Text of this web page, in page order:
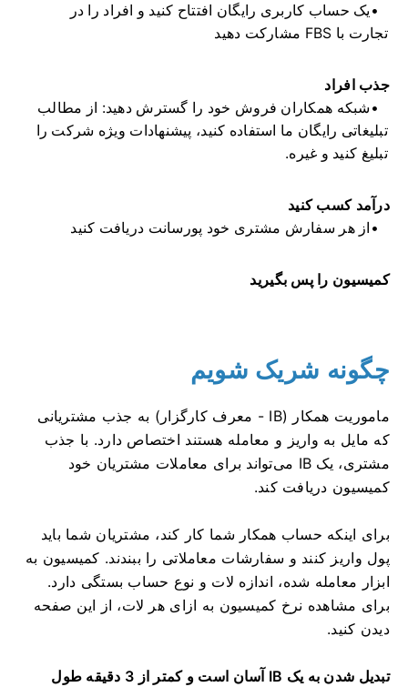
یک حساب کاربری رایگان افتتاح کنید و افراد را در
تجارت با FBS مشارکت دهید
جذب افراد
شبکه همکاران فروش خود را گسترش دهید: از مطالب
تبلیغاتی رایگان ما استفاده کنید، پیشنهادات ویژه شرکت را
تبلیغ کنید و غیره.
درآمد کسب کنید
از هر سفارش مشتری خود پورسانت دریافت کنید
کمیسیون را پس بگیرید
چگونه شریک شویم
ماموریت همکار (IB - معرف کارگزار) به جذب مشتریانی
که مایل به واریز و معامله هستند اختصاص دارد. با جذب
مشتری، یک IB می‌تواند برای معاملات مشتریان خود
کمیسیون دریافت کند.
برای اینکه حساب همکار شما کار کند، مشتریان شما باید
پول واریز کنند و سفارشات معاملاتی را ببندند. کمیسیون به
ابزار معامله شده، اندازه لات و نوع حساب بستگی دارد.
برای مشاهده نرخ کمیسیون به ازای هر لات، از این صفحه
دیدن کنید.
تبدیل شدن به یک IB آسان است و کمتر از 3 دقیقه طول